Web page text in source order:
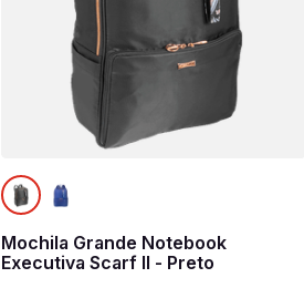
Mochila Grande Notebook
Executiva Scarf II - Preto